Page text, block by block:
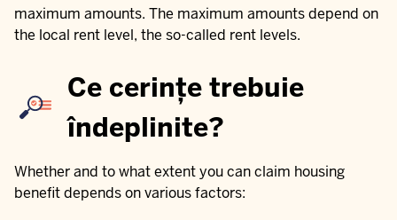
maximum amounts. The maximum amounts depend on
the local rent level, the so-called rent levels.
Ce cerințe trebuie
îndeplinite?
Whether and to what extent you can claim housing
benefit depends on various factors: